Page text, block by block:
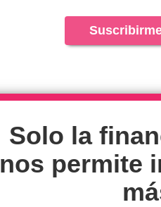
Solo la
nos permite